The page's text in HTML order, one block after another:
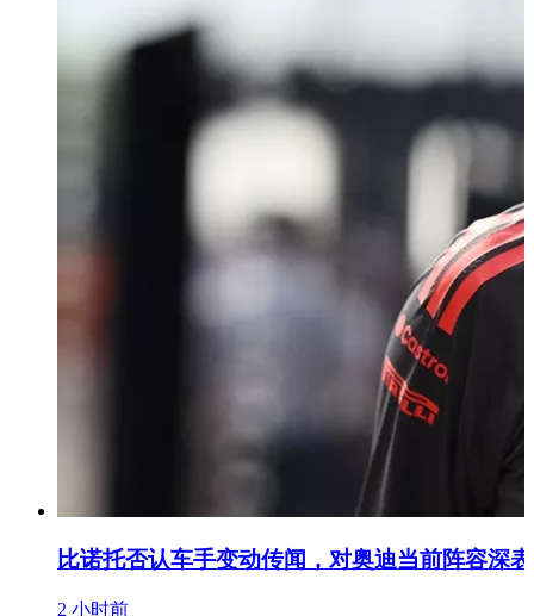
比诺托否认车手变动传闻，对奥迪当前阵容深
2 小时前